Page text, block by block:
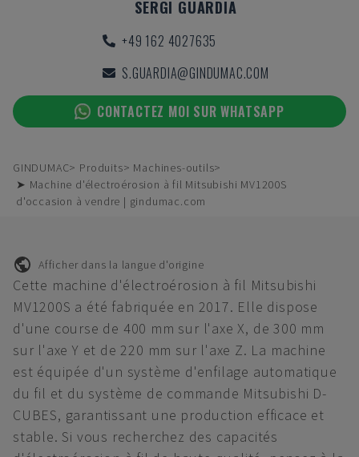
SERGI GUARDIA
+49 162 4027635
S.GUARDIA@GINDUMAC.COM
CONTACTEZ MOI SUR WHATSAPP
GINDUMAC Produits
Machines-outils
➤ Machine d'électroérosion à fil Mitsubishi MV1200S
d'occasion à vendre | gindumac.com
Afficher dans la langue d'origine
Cette machine d'électroérosion à fil Mitsubishi
MV1200S a été fabriquée en 2017. Elle dispose
d'une course de 400 mm sur l'axe X, de 300 mm
sur l'axe Y et de 220 mm sur l'axe Z. La machine
est équipée d'un système d'enfilage automatique
du fil et du système de commande Mitsubishi D-
CUBES, garantissant une production efficace et
stable. Si vous recherchez des capacités